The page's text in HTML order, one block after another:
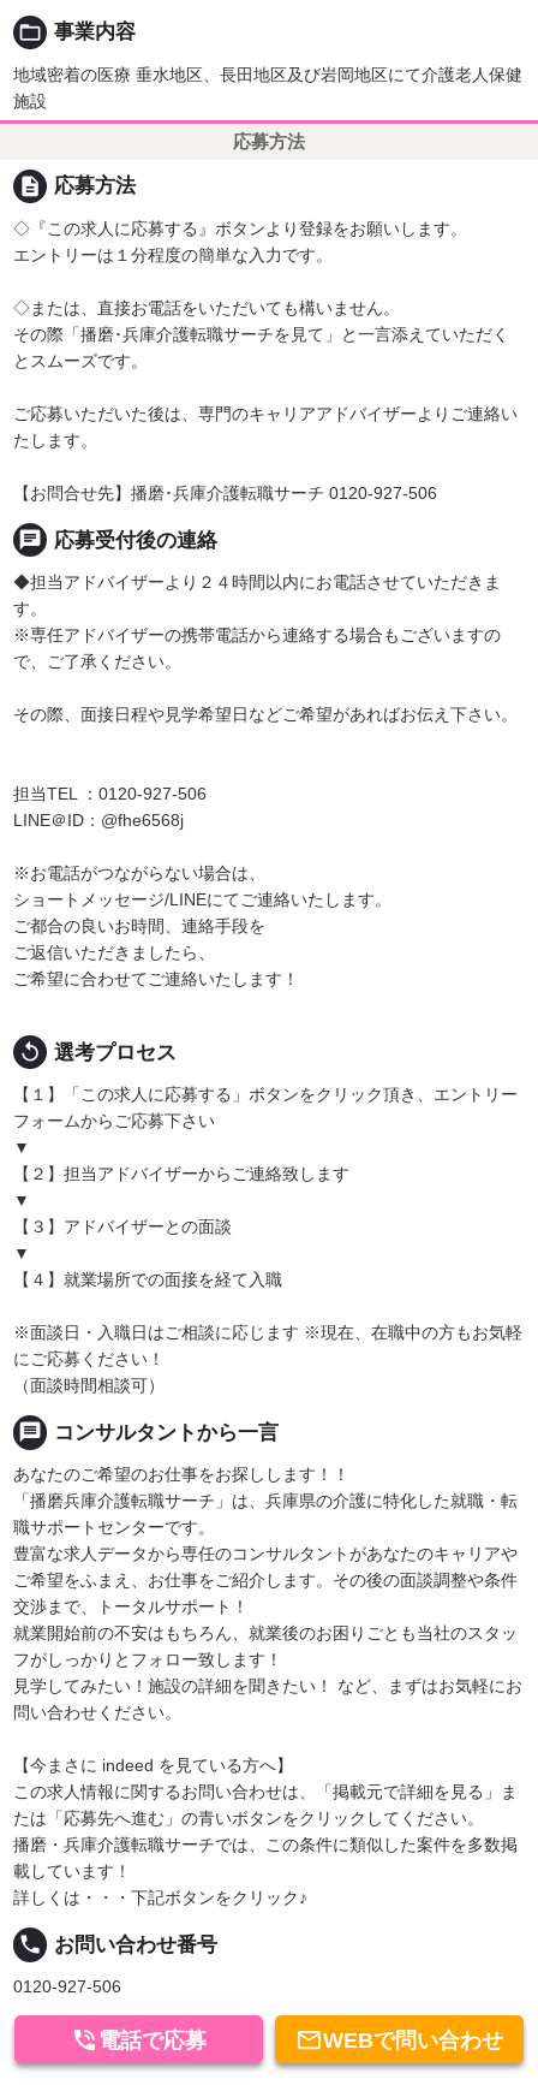
folder_open 事業内容
地域密着の医療 垂水地区、長田地区及び岩岡地区にて介護老人保健
施設
応募方法
description 応募方法
◇『この求人に応募する』ボタンより登録をお願いします。
エントリーは１分程度の簡単な入力です。
◇または、直接お電話をいただいても構いません。
その際「播磨･兵庫介護転職サーチを見て」と一言添えていただく
とスムーズです。
ご応募いただいた後は、専門のキャリアアドバイザーよりご連絡い
たします。
【お問合せ先】播磨･兵庫介護転職サーチ 0120-927-506
chat 応募受付後の連絡
◆担当アドバイザーより２４時間以内にお電話させていただきま
す。
※専任アドバイザーの携帯電話から連絡する場合もございますの
で、ご了承ください。
その際、面接日程や見学希望日などご希望があればお伝え下さい。
担当TEL ：0120-927-506
LINE＠ID：@fhe6568j
※お電話がつながらない場合は、
ショートメッセージ/LINEにてご連絡いたします。
ご都合の良いお時間、連絡手段を
ご返信いただきましたら、
ご希望に合わせてご連絡いたします！
replay 選考プロセス
【１】「この求人に応募する」ボタンをクリック頂き、エントリー
フォームからご応募下さい
▼
【２】担当アドバイザーからご連絡致します
▼
【３】アドバイザーとの面談
▼
【４】就業場所での面接を経て入職
※面談日・入職日はご相談に応じます ※現在、在職中の方もお気軽
にご応募ください！
（面談時間相談可）
message コンサルタントから一言
あなたのご希望のお仕事をお探しします！！
「播磨兵庫介護転職サーチ」は、兵庫県の介護に特化した就職・転
職サポートセンターです。
豊富な求人データから専任のコンサルタントがあなたのキャリアや
ご希望をふまえ、お仕事をご紹介します。その後の面談調整や条件
交渉まで、トータルサポート！
就業開始前の不安はもちろん、就業後のお困りごとも当社のスタッ
フがしっかりとフォロー致します！
見学してみたい！施設の詳細を聞きたい！ など、まずはお気軽にお
問い合わせください。
【今まさに indeed を見ている方へ】
この求人情報に関するお問い合わせは、「掲載元で詳細を見る」ま
たは「応募先へ進む」の青いボタンをクリックしてください。
播磨・兵庫介護転職サーチでは、この条件に類似した案件を多数掲
載しています！
詳しくは・・・下記ボタンをクリック♪
local_phone お問い合わせ番号
0120-927-506
WEBで問い合わせ
 電話で応募